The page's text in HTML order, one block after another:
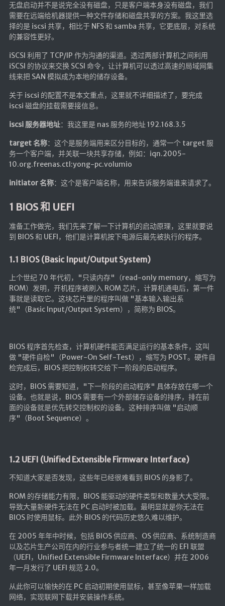
无盘启动并不是说完全没有磁盘，只是客户端本身没有磁盘，我们
需要在远端给机器提供一种文件存储和磁盘共享的方案。我这里选
择的是 iscsi 共享，相比于 NFS 和 samba 共享，它更底层，对系统
的兼容性更好。
iSCSI 利用了 TCP/IP 作为沟通的渠道。透过两部计算机之间利用
iSCSI 的协议来交换 SCSI 命令，让计算机可以透过高速的局域网集
线来把 SAN 模拟成为本地的储存设备。
关于 iscsi 的配置不是本文重点，这里就不详细描述了，要完成
iscsi 磁盘的挂载需要接信息。
iscsi 服务器地址：我这里是 nas 服务的地址 192.168.3.5
target 名称：这个是服务端用来区分目标的，通常一个 target 服
务一个客户端，并关联一块共享存储，例如：iqn.2005-
10.org.freenas.ctl:yong-pc.volumio
initiator 名称：这个是客户端名称，用来告诉服务端谁来请求了。
1 BIOS 和 UEFI
准备工作做完，我们先来了解一下计算机的启动原理，这里就要说
到 BIOS 和 UEFI，他们是计算机按下电源后最先被执行的程序。
1.1 BIOS (Basic Input/Output System)
上个世纪 70 年代初，"只读内存"（read-only memory，缩写为
ROM）发明，开机程序被刷入 ROM 芯片，计算机通电后，第一件
事就是读取它。这块芯片里的程序叫做 "基本输入输出系
统"（Basic Input/Output System），简称为 BIOS。
BIOS 程序首先检查，计算机硬件能否满足运行的基本条件，这叫
做 "硬件自检"（Power-On Self-Test），缩写为 POST。硬件自
检完成后，BIOS 把控制权转交给下一阶段的启动程序。
这时，BIOS 需要知道，"下一阶段的启动程序" 具体存放在哪一个
设备。也就是说，BIOS 需要有一个外部储存设备的排序，排在前
面的设备就是优先转交控制权的设备。这种排序叫做 "启动顺
序"（Boot Sequence）。
1.2 UEFI (Unified Extensible Firmware Interface)
不知道大家是否发现，这些年已经很难看到 BIOS 的身影了。
ROM 的存储能力有限，BIOS 能驱动的硬件类型和数量大大受限。
导致大量新硬件无法在 PC 启动时被加载。最明显就是你无法在
BIOS 时使用鼠标。此外 BIOS 的代码历史悠久难以维护。
在 2005 年年中时候，包括 BIOS 供应商、OS 供应商、系统制造商
以及芯片生产公司在内的行业参与者统一建立了统一的 EFI 联盟
（UEFI，Unified Extensible Firmware Interface）并在 2006
年一月发行了 UEFI 规范 2.0。
从此你可以愉快的在 PC 启动初期使用鼠标，甚至像苹果一样加载
网络，实现联网下载并安装操作系统。
盒子软件
盒子软件国内下载
🎵音乐播放
器
随便听听
音乐下载2
音乐播放下载
音乐下载备用一
音乐下载备用二
无损音乐下载
mv下载
Beats Per Minute
知乎付费文章
Markdown学习
乐理学习
Web 技术教程
Greasemonkey学习
ffmpeg学习
VIP资源下载
发现中国
世界货币
土木类资源下载
找建筑 土木资源
🔨工具
帮你百度
手写文件生成
文件传输